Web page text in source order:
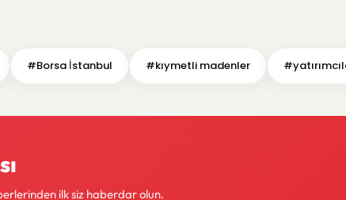
#Borsa İstanbul #kıymetli madenler
ilk siz haberdar olun.